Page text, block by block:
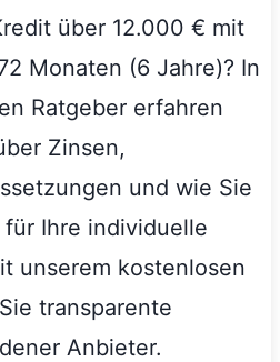
über 12.000 € mit
Monaten (6 Jahre)? In
Ratgeber erfahren
Zinsen,
und wie Sie
Ihre individuelle
unserem kostenlosen
transparente
Anbieter.